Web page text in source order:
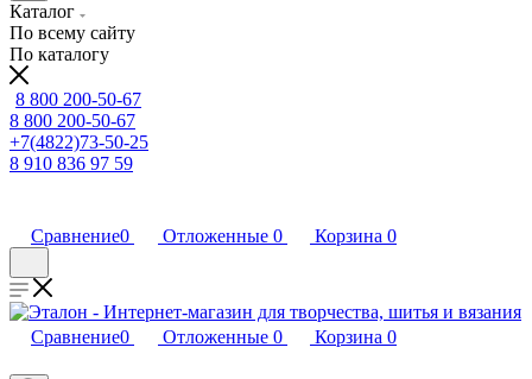
Каталог
По всему сайту
По каталогу
8 800 200-50-67
8 800 200-50-67
+7(4822)73-50-25
8 910 836 97 59
Сравнение0 Отложенные 0 Корзина 0
Сравнение0 Отложенные 0 Корзина 0